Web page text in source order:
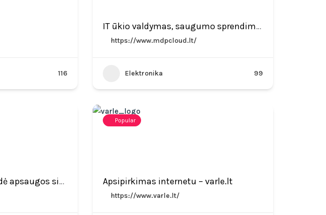
116
IT ūkio valdymas, saugumo sprendimai, konsultacijos
https://www.mdpcloud.lt/
Elektronika 99
Hikvision AX PRO belaidė apsaugos sistema nuo įsibrovimo
Popular
Apsipirkimas internetu – varle.lt
https://www.varle.lt/